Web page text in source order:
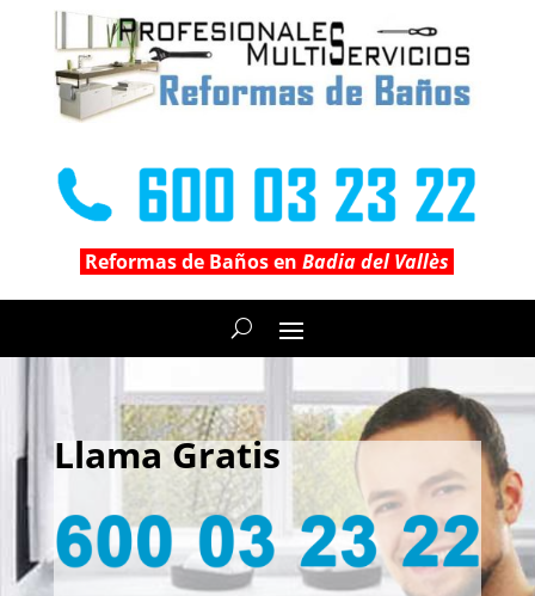
Reformas de Baños enBadia del Vallès
Llama Gratis